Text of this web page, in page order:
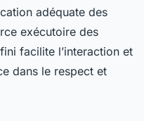
adéquate des
exécutoire des
facilite l’interaction et
dans le respect et